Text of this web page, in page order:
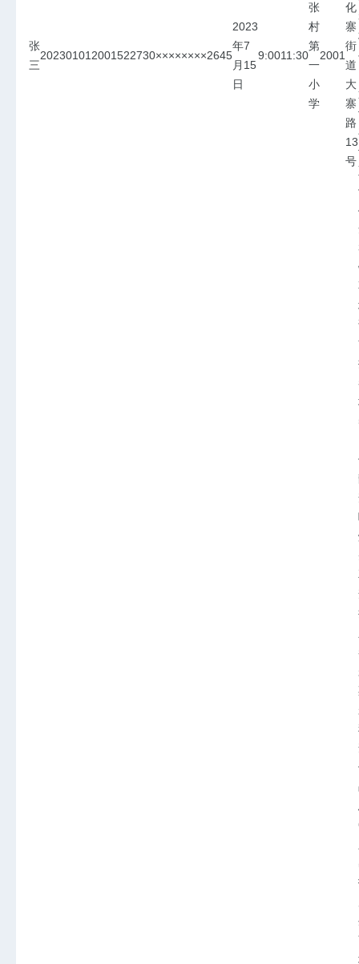
张
三
202301012001522730××××××××2645
2023
年7
月15
日
9:0011:30
张
村
第
一
小
学
2001
化
寨
街
道
大
寨
路
13
号